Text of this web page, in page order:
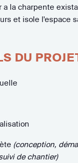
a la charpente
et isole l'espace
DU
(conception,
de chantier)